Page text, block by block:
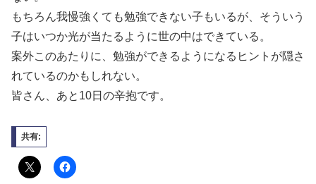
もちろん我慢強くても勉強できない子もいるが、そういう
子はいつか光が当たるように世の中はできている。
案外このあたりに、勉強ができるようになるヒントが隠さ
れているのかもしれない。
皆さん、あと10日の辛抱です。
共有: